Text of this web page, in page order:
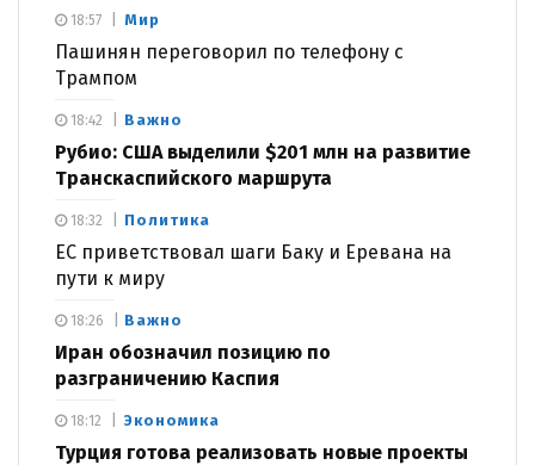
Мир
Пашинян переговорил по телефону с
Трампом
18:57
Важно
Рубио: США выделили $201 млн на развитие
Транскаспийского маршрута
18:42
Политика
ЕС приветствовал шаги Баку и Еревана на
пути к миру
18:32
Важно
Иран обозначил позицию по
разграничению Каспия
18:26
Экономика
Турция готова реализовать новые проекты
18:12